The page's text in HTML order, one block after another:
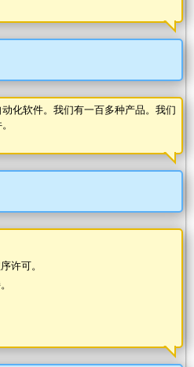
化软件。我们有一百多种产品。我们
许可。